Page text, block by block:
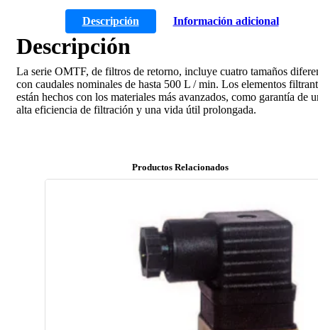
Descripción Información adicional
Descripción
La serie OMTF, de filtros de retorno, incluye cuatro tamaños
con caudales nominales de hasta 500 L / min. Los elementos
están hechos con los materiales más avanzados, como garantía de
alta eficiencia de filtración y una vida útil prolongada.
Productos Relacionados